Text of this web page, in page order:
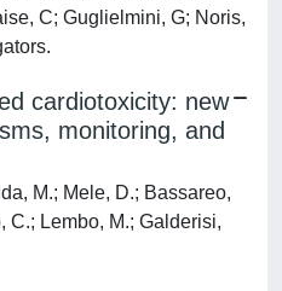
C; Guglielmini, G; Noris,
cardiotoxicity: new
monitoring, and
M.; Mele, D.; Bassareo,
C.; Lembo, M.; Galderisi,